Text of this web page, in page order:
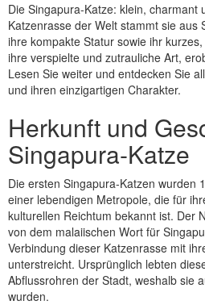
Die Singapura-Katze: klein, charmant
Katzenrasse der Welt stammt sie aus
ihre kompakte Statur sowie ihr
ihre verspielte und zutrauliche Art,
Lesen Sie weiter und entdecken Sie
und ihren einzigartigen Charakter.
Herkunft und
Singapura-Katze
Die ersten Singapura-Katzen wurden
einer lebendigen Metropole, die für
kulturellen Reichtum bekannt ist. Der
von dem malaiischen Wort für
Verbindung dieser Katzenrasse mit
unterstreicht. Ursprünglich lebten
Abflussrohren der Stadt, weshalb sie
wurden.